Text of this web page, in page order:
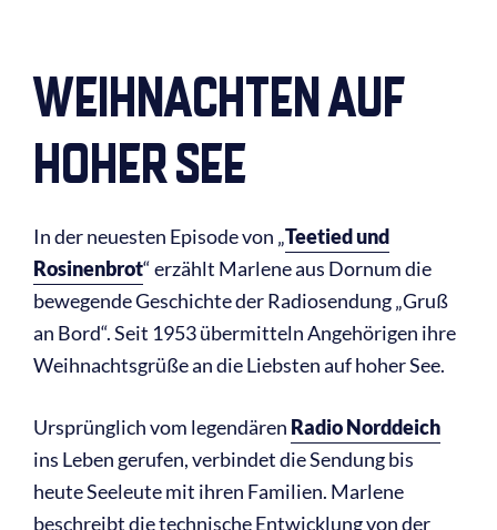
WEIHNACHTEN AUF
HOHER SEE
In der neuesten Episode von „Teetied und
Rosinenbrot“ erzählt Marlene aus Dornum die
bewegende Geschichte der Radiosendung „Gruß
an Bord“. Seit 1953 übermitteln Angehörigen ihre
Weihnachtsgrüße an die Liebsten auf hoher See.
Ursprünglich vom legendären Radio Norddeich
ins Leben gerufen, verbindet die Sendung bis
heute Seeleute mit ihren Familien. Marlene
beschreibt die technische Entwicklung von der